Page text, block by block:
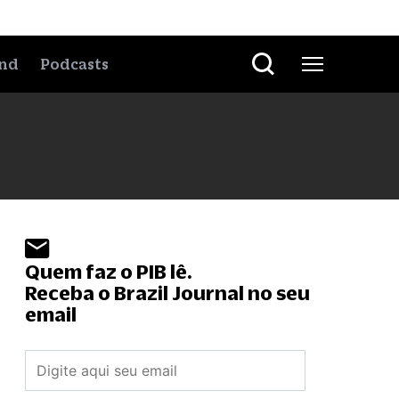
Podcasts
Quem faz o PIB lê.
Receba o Brazil Journal no seu
email